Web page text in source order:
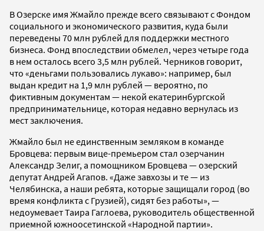
В Озерске имя Жмайло прежде всего связывают с Фондом
социального и экономического развития, куда были
переведены 70 млн рублей для поддержки местного
бизнеса. Фонд впоследствии обмелел, через четыре года
в нем осталось всего 3,5 млн рублей. Черников говорит,
что «деньгами пользовались лукаво»: например, был
выдан кредит на 1,9 млн рублей — вероятно, по
фиктивным документам — некой екатеринбургской
предпринимательнице, которая недавно вернулась из
мест заключения.
Жмайло был не единственным земляком в команде
Бровцева: первым вице-премьером стал озерчанин
Александр Зелиг, а помощником Бровцева — озерский
депутат Андрей Агапов. «Даже завхозы и те — из
Челябинска, а наши ребята, которые защищали город (во
время конфликта с Грузией), сидят без работы», —
недоумевает Таира Гаглоева, руководитель общественной
приемной южноосетинской «Народной партии».